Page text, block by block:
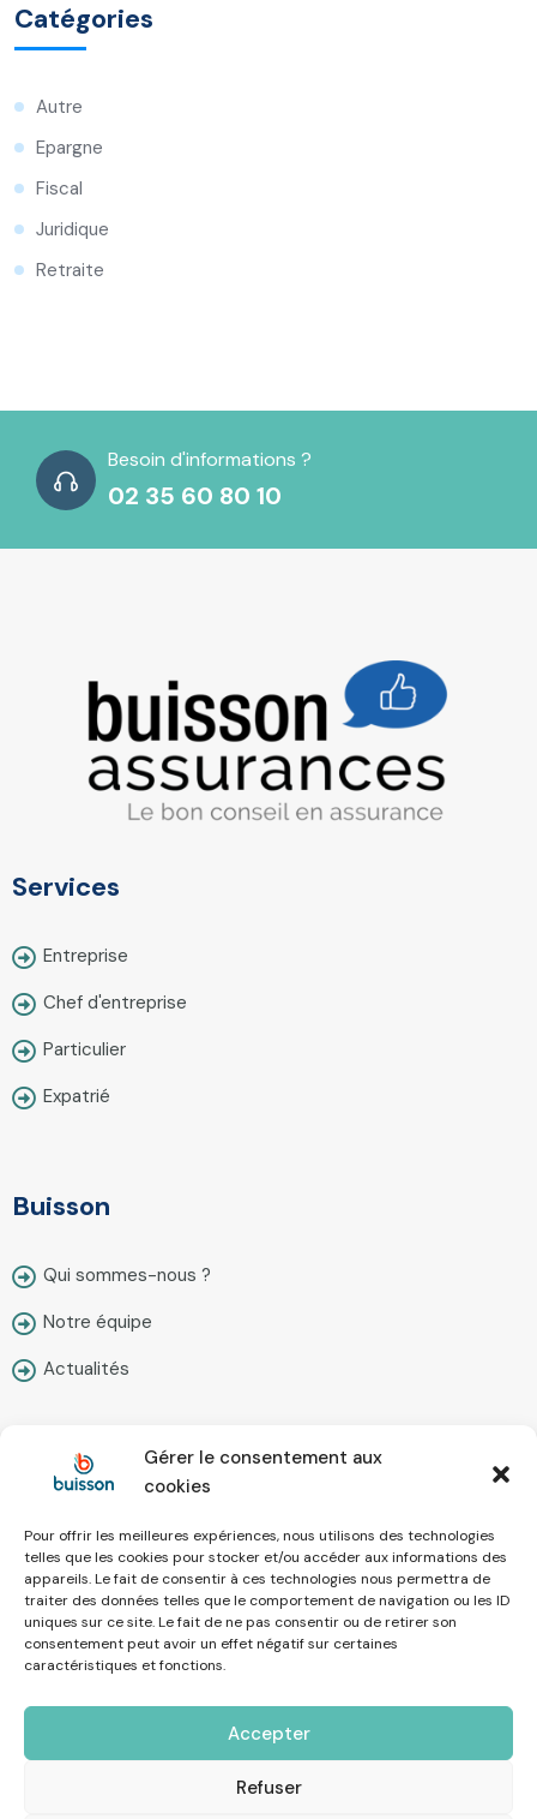
Gérer le consentement aux
cookies
Pour offrir les meilleures expériences, nous utilisons des technologies
telles que les cookies pour stocker et/ou accéder aux informations des
appareils. Le fait de consentir à ces technologies nous permettra de
traiter des données telles que le comportement de navigation ou les ID
uniques sur ce site. Le fait de ne pas consentir ou de retirer son
consentement peut avoir un effet négatif sur certaines
caractéristiques et fonctions.
Accepter
Refuser
Catégories
Autre
Epargne
Fiscal
Juridique
Retraite
Besoin d'informations ?
02 35 60 80 10
Services
Entreprise
Chef d'entreprise
Particulier
Expatrié
Buisson
Qui sommes-nous ?
Notre équipe
Actualités
Contact
Nous écrire
Prendre rendez-vous
Simulateur en ligne